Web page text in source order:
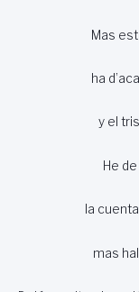
Mas
ha
y el
He
la
mas